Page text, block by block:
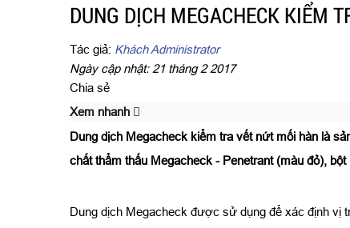
DUNG DỊCH MEGACHECK KIỂM
Tác giả: Khách Administrator
Ngày cập nhật: 21 tháng 2 2017
Chia sẻ
Xem nhanh
Dung dịch Megacheck kiểm tra vết nứt mối hàn là
chất thẩm thấu Megacheck - Penetrant (màu đỏ),
Dung dịch Megacheck được sử dụng để xác định